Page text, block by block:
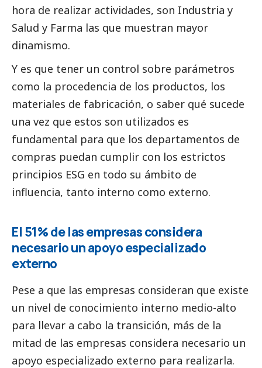
hora de realizar actividades, son Industria y
Salud y Farma las que muestran mayor
dinamismo.
Y es que tener un control sobre parámetros
como la procedencia de los productos, los
materiales de fabricación, o saber qué sucede
una vez que estos son utilizados es
fundamental para que los departamentos de
compras puedan cumplir con los estrictos
principios ESG en todo su ámbito de
influencia, tanto interno como externo.
El 51% de las empresas considera
necesario un apoyo especializado
externo
Pese a que las empresas consideran que existe
un nivel de conocimiento interno medio-alto
para llevar a cabo la transición, más de la
mitad de las empresas considera necesario un
apoyo especializado externo para realizarla.